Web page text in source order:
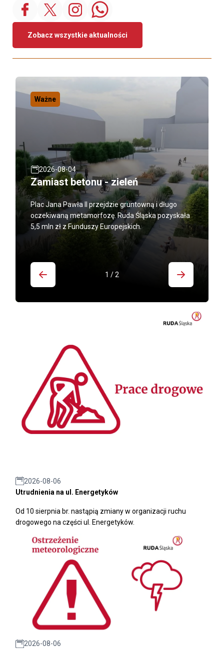
Zobacz wszystkie aktualności
Ważne
2026-08-04
Zamiast betonu - zieleń
Plac Jana Pawła II przejdzie gruntowną i długo
oczekiwaną metamorfozę. Ruda Śląska pozyskała
5,5 mln zł z Funduszy Europejskich.
1 / 2
2026-08-06
Utrudnienia na ul. Energetyków
Od 10 sierpnia br. nastąpią zmiany w organizacji ruchu
drogowego na części ul. Energetyków.
2026-08-06